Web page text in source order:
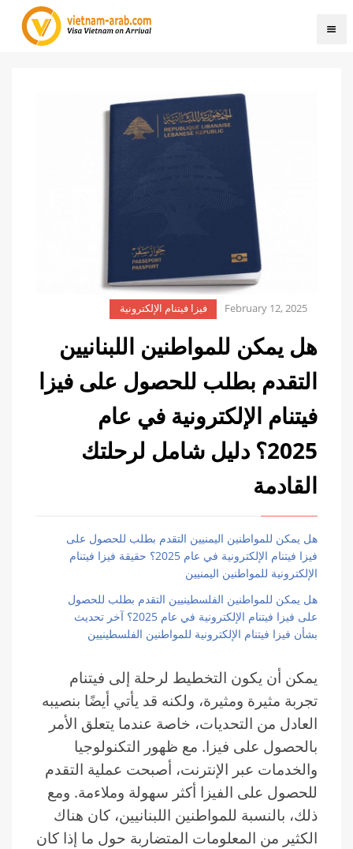
February 12, 2025 فيزا فيتنام الإلكترونية
هل يمكن للمواطنين اللبنانيين
التقدم بطلب للحصول على فيزا
فيتنام الإلكترونية في عام
2025؟ دليل شامل لرحلتك
القادمة
هل يمكن للمواطنين اليمنيين التقدم بطلب للحصول على
فيزا فيتنام الإلكترونية في عام 2025؟ حقيقة فيزا فيتنام
الإلكترونية للمواطنين اليمنيين
هل يمكن للمواطنين الفلسطينيين التقدم بطلب للحصول
على فيزا فيتنام الإلكترونية في عام 2025؟ آخر تحديث
بشأن فيزا فيتنام الإلكترونية للمواطنين الفلسطينيين
يمكن أن يكون التخطيط لرحلة إلى فيتنام
تجربة مثيرة ومثيرة، ولكنه قد يأتي أيضًا بنصيبه
العادل من التحديات، خاصة عندما يتعلق الأمر
بالحصول على فيزا. مع ظهور التكنولوجيا
والخدمات عبر الإنترنت، أصبحت عملية التقدم
للحصول على الفيزا أكثر سهولة وملاءمة. ومع
ذلك، بالنسبة للمواطنين اللبنانيين، كان هناك
الكثير من المعلومات المتضاربة حول ما إذا كان